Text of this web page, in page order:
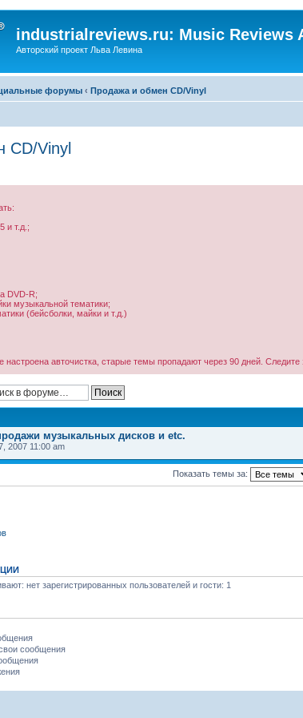
industrialreviews.ru: Music Reviews
Авторский проект Льва Левина
форумы ‹ Продажа и обмен CD/Vinyl
CD/Vinyl
и т.д.;
DVD-R;
музыкальной тематики;
(бейсболки, майки и т.д.)
настроена авточистка, старые темы пропадают через 90 дней.
музыкальных дисков и etc.
2007 11:00 am
Показать темы за:
нет зарегистрированных пользователей и гости: 1
сообщения